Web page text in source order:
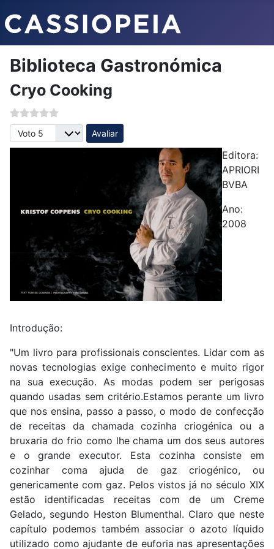
Biblioteca Gastronómica
Cryo Cooking
Avalie, por favor
Editora:
APRIORI
BVBA
Ano:
2008
Introdução:
"Um livro para profissionais conscientes. Lidar com as
novas tecnologias exige conhecimento e muito rigor
na sua execução. As modas podem ser perigosas
quando usadas sem critério.Estamos perante um livro
que nos ensina, passo a passo, o modo de confecção
de receitas da chamada cozinha criogénica ou a
bruxaria do frio como lhe chama um dos seus autores
e o grande executor. Esta cozinha consiste em
cozinhar coma ajuda de gaz criogénico, ou
genericamente com gaz. Pelos vistos já no século XIX
estão identificadas receitas com de um Creme
Gelado, segundo Heston Blumenthal. Claro que neste
capítulo podemos também associar o azoto líquido
utilizado como ajudante de euforia nas apresentações